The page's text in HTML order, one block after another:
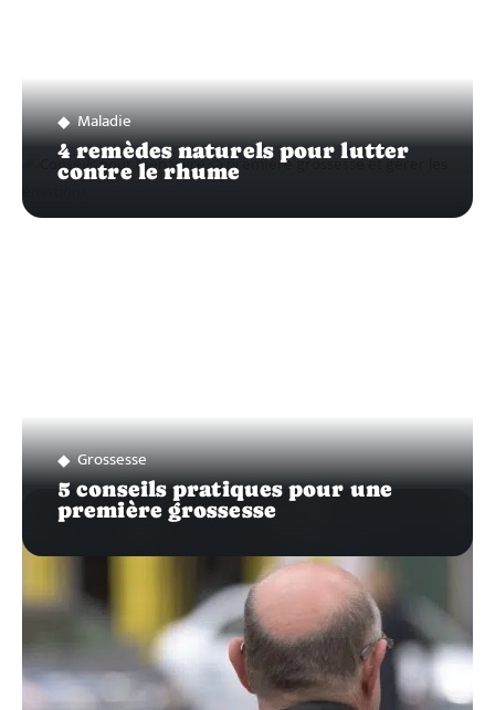
Maladie
4 remèdes naturels pour lutter
contre le rhume
Grossesse
5 conseils pratiques pour une
première grossesse